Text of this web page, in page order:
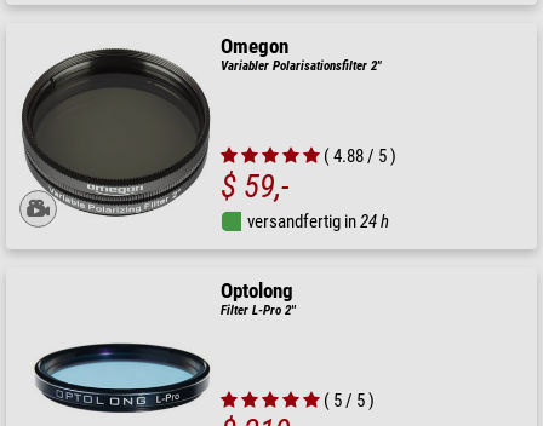
Omegon
Variabler Polarisationsfilter 2"
( 4.88 / 5 )
$ 59,-
versandfertig in24 h
Optolong
Filter L-Pro 2''
( 5 / 5 )